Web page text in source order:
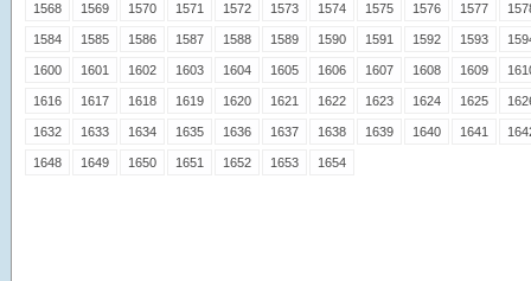
1568 1569 1570 1571 1572 1573 1574 1575 1576 1577
1584 1585 1586 1587 1588 1589 1590 1591 1592 1593
1600 1601 1602 1603 1604 1605 1606 1607 1608 1609
1616 1617 1618 1619 1620 1621 1622 1623 1624 1625
1632 1633 1634 1635 1636 1637 1638 1639 1640 1641
1648 1649 1650 1651 1652 1653 1654